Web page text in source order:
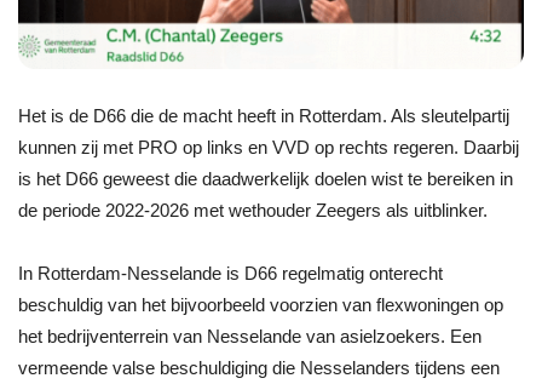
Het is de D66 die de macht heeft in Rotterdam. Als sleutelpartij
kunnen zij met PRO op links en VVD op rechts regeren. Daarbij
is het D66 geweest die daadwerkelijk doelen wist te bereiken in
de periode 2022-2026 met wethouder Zeegers als uitblinker.
In Rotterdam-Nesselande is D66 regelmatig onterecht
beschuldig van het bijvoorbeeld voorzien van flexwoningen op
het bedrijventerrein van Nesselande van asielzoekers. Een
vermeende valse beschuldiging die Nesselanders tijdens een